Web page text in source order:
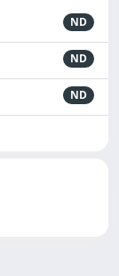
ND
ND
ND